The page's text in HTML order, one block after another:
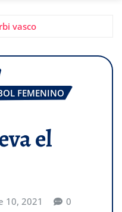
vasco
FEMENINO
el
10, 2021 0